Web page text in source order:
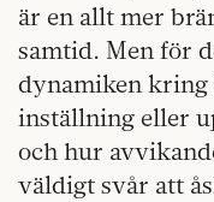
är en allt mer
samtid. Men för
dynamiken kring
inställning eller
och hur
väldigt svår att